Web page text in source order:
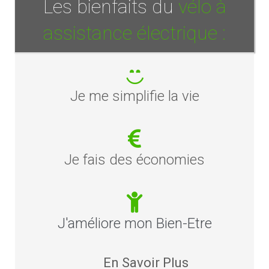
Les bienfaits du vélo à
assistance électrique :
Je me simplifie la vie
Je fais des économies
J'améliore mon Bien-Etre
En Savoir Plus